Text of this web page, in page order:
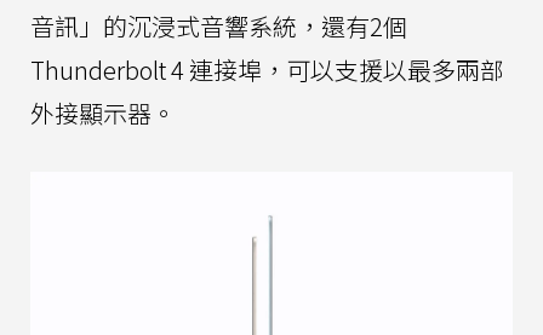
音訊」的沉浸式音響系統，還有2個
Thunderbolt 4 連接埠，可以支援以最多兩部
外接顯示器。